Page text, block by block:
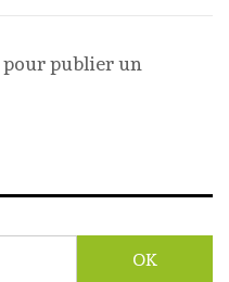
pour publier un